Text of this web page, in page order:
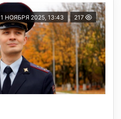
1 НОЯБРЯ 2025, 13:43 217